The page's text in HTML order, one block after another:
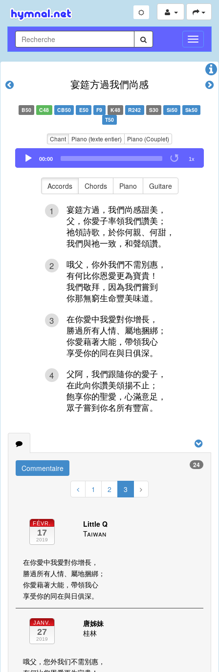
Toggle
宴筵方過我們尚感
B50 C48 CB50 E50 F9 K48 R242 S30 Si50
Sk50
T50
Chant Piano (texte entier) Piano (Couplet)
Audio
Player
00:00 1x
Accords Chords Piano Guitare
1
宴筵方過，我們尚感甜美，
父，你愛子率領我們讚美；
祂領詩歌，於你何親、何甜，
我們與祂一致，和聲頌讚。
2
哦父，你外我們不需別惠，
有何比你恩愛更為寶貴！
我們敬拜，因為我們嘗到
你那無窮生命豐美味道。
3
在你愛中我愛對你增長，
勝過所有人情、屬地捆綁；
你愛藉著大能，帶領我心
享受你的同在與日俱深。
4
父阿，我們跟隨你的愛子，
在此向你讚美頌揚不止；
飽享你的聖愛，心滿意足，
眾子嘗到你名所有豐富。
Commentaire 24
1 2 3
FÉVR.
17
2019
Little Q
Taiwan
在你愛中我愛對你增長，
勝過所有人情、屬地捆綁；
你愛藉著大能，帶領我心
享受你的同在與日俱深。
JANV.
27
2019
唐姊妹
桂林
哦父，您外我们不需別惠，